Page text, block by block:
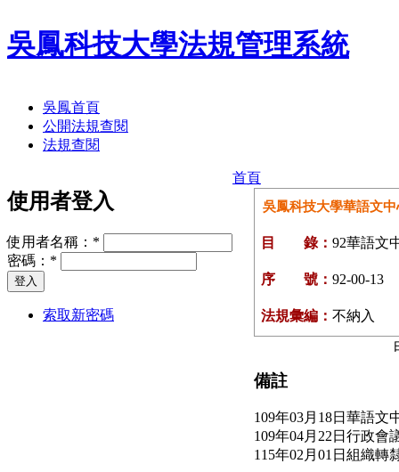
吳鳳科技大學法規管理系統
吳鳳首頁
公開法規查閱
法規查閱
使用者登入
使用者名稱： *
密碼： *
索取新密碼
首頁
吳鳳科技大學華語文
目 錄： 92華語文
序 號： 92-00-13
法規彙編： 不納入
備註
109年03月18日華語文
109年04月22日行政會
115年02月01日組織轉